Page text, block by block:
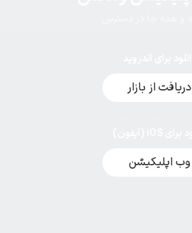
دریافت از بازار
وب اپلیکیشن